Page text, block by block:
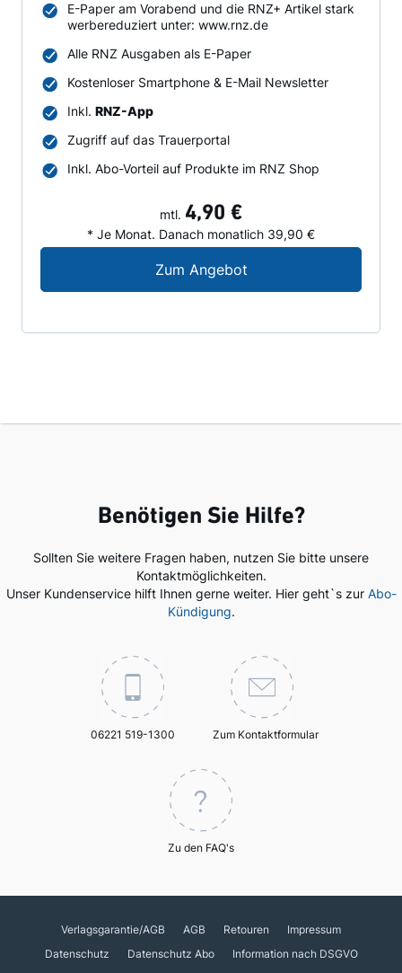
E-Paper am Vorabend und die RNZ+ Artikel stark
werbereduziert unter: www.rnz.de
Alle RNZ Ausgaben als E-Paper
Kostenloser Smartphone & E-Mail Newsletter
Inkl. RNZ-App
Zugriff auf das Trauerportal
Inkl. Abo-Vorteil auf Produkte im RNZ Shop
mtl. 4,90 €
* Je Monat. Danach monatlich 39,90 €
Zum AngebotDigital-Angebot für
Benötigen Sie Hilfe?
Sollten Sie weitere Fragen haben, nutzen Sie bitte unsere
Kontaktmöglichkeiten.
Unser Kundenservice hilft Ihnen gerne weiter. Hier geht`s zur Abo-
Kündigung.
06221 519-1300 Zum Kontaktformular
Zu den FAQ's
Verlagsgarantie/AGB AGB Retouren
Impressum
Datenschutz
Datenschutz Abo
Information nach DSGVO